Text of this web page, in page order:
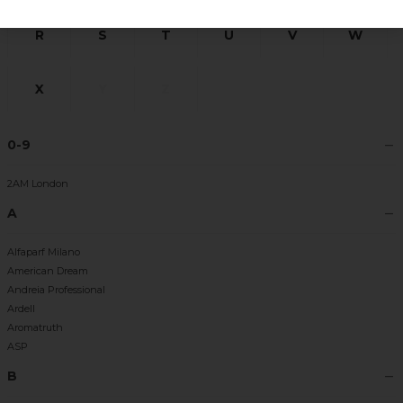
R S T U V W
X
0-9
2AM London
A
Alfaparf Milano
American Dream
Andreia Professional
Ardell
Aromatruth
ASP
B